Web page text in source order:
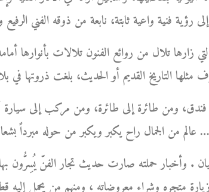
زارها تلال من روائع الفنون تلالات بأنوارها
فندق، ومن طائرة إلى طائرة، ومن مركب إلى
. وأخبار حملته صارت حديث تجار الفنّ
متجره وشراء معروضاته ، ومنهم من يحمل إليه